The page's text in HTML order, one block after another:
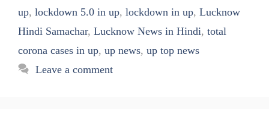
up, lockdown 5.0 in up, lockdown in up, Lucknow
Hindi Samachar, Lucknow News in Hindi, total
corona cases in up, up news, up top news
Leave a comment